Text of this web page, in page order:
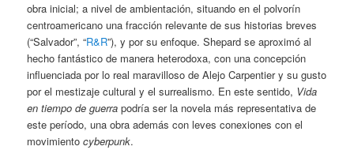
obra inicial; a nivel de ambientación, situando en el polvorín
centroamericano una fracción relevante de sus historias breves
(“Salvador”, “R&R”), y por su enfoque. Shepard se aproximó al
hecho fantástico de manera heterodoxa, con una concepción
influenciada por lo real maravilloso de Alejo Carpentier y su gusto
por el mestizaje cultural y el surrealismo. En este sentido, Vida
en tiempo de guerra podría ser la novela más representativa de
este período, una obra además con leves conexiones con el
movimientocyberpunk.